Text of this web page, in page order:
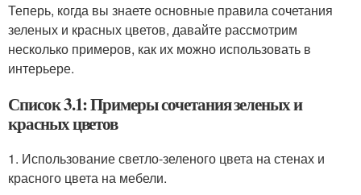
Теперь, когда вы знаете основные правила сочетания
зеленых и красных цветов, давайте рассмотрим
несколько примеров, как их можно использовать в
интерьере.
Список 3.1: Примеры сочетания зеленых и
красных цветов
1. Использование светло-зеленого цвета на стенах и
красного цвета на мебели.